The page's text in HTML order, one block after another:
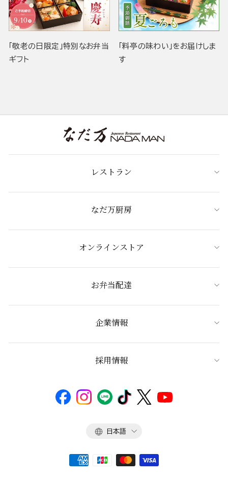
「敬老の日限定」特別なお弁当
ギフト
「料亭の味わい」をお届けしま
す
レストラン
なだ万厨房
オンラインストア
お弁当配達
企業情報
採用情報
言
日本語